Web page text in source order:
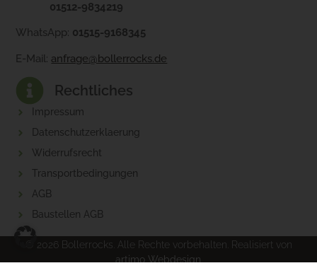
01512-9834219
WhatsApp: 01515-9168345
E-Mail: anfrage@bollerrocks.de
Rechtliches
Impressum
Datenschutzerklaerung
Widerrufsrecht
Transportbedingungen
AGB
Baustellen AGB
© 2026 Bollerrocks. Alle Rechte vorbehalten. Realisiert von
artimo Webdesign